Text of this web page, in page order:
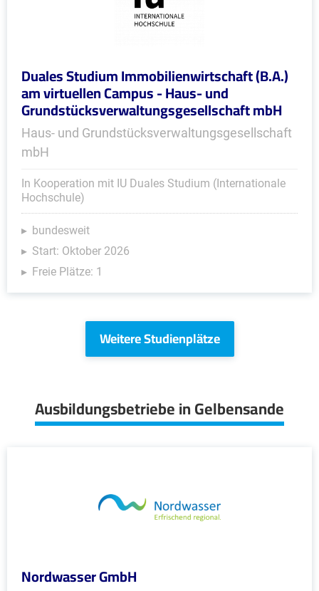
Duales Studium Immobilienwirtschaft (B.A.)
am virtuellen Campus - Haus- und
Grundstücksverwaltungsgesellschaft mbH
Haus- und Grundstücksverwaltungsgesellschaft
mbH
In Kooperation mit IU Duales Studium (Internationale
Hochschule)
bundesweit
Start: Oktober 2026
Freie Plätze: 1
Weitere Studienplätze
Ausbildungsbetriebe in Gelbensande
Nordwasser GmbH